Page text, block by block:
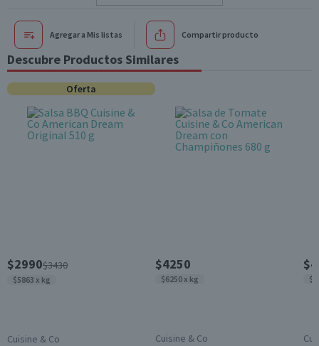
Agregar a Mis listas Compartir producto
Descubre Productos Similares
Oferta
$2990$3430
$5863 x kg
Cuisine & Co
$4250
$6250 x kg
Cuisine & Co